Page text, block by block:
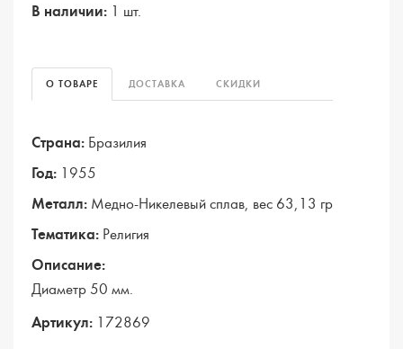
В наличии: 1 шт.
О ТОВАРЕ ДОСТАВКА СКИДКИ
Страна: Бразилия
Год: 1955
Металл: Медно-Никелевый сплав, вес 63,13 гр
Тематика: Религия
Описание:
Диаметр 50 мм.
Артикул: 172869